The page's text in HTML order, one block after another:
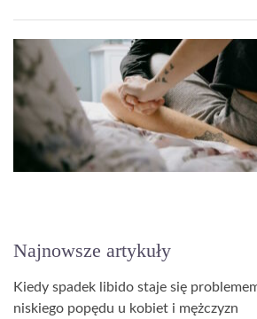
Najnowsze artykuły
Kiedy spadek libido staje się
niskiego popędu u kobiet i mężczyzn